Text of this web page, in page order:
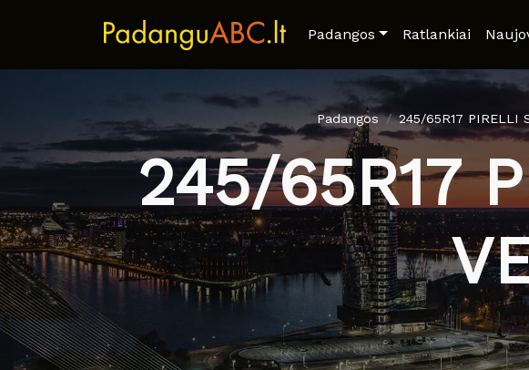
Padangos Ratlankiai
Padangos 245/65R17 PIRELLI
245/65R17